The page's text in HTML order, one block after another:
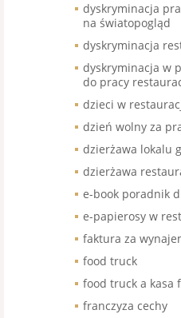
dyskryminacja
na światopogląd
dyskryminacja
dyskryminacja w
do pracy
dzieci w
dzień wolny za
dzierżawa lokalu
dzierżawa
e-book poradnik
e-papierosy w
faktura za
food truck
food truck a kasa
franczyza cechy